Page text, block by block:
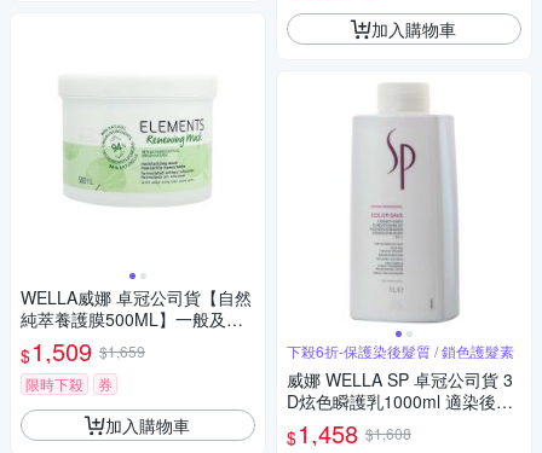
WELLA威娜 卓冠公司貨【自然
純萃養護膜500ML】一般及油
性頭皮適
$1,509 $1,659
限時下殺
券
加入購物車
加入購物車
下殺6折-保護染後髮質 / 鎖色護髮素
威娜 WELLA SP 卓冠公司貨 3
D炫色瞬護乳1000ml 適染後護
色 附壓頭
$1,458 $1,608